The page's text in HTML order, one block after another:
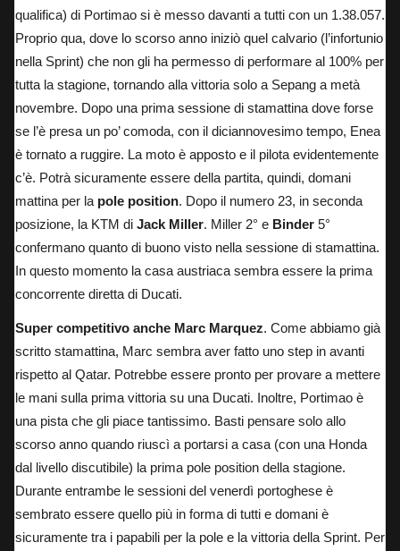
qualifica) di Portimao si è messo davanti a tutti con un 1.38.057.
Proprio qua, dove lo scorso anno iniziò quel calvario (l’infortunio
nella Sprint) che non gli ha permesso di performare al 100% per
tutta la stagione, tornando alla vittoria solo a Sepang a metà
novembre. Dopo una prima sessione di stamattina dove forse
se l’è presa un po’ comoda, con il diciannovesimo tempo, Enea
è tornato a ruggire. La moto è apposto e il pilota evidentemente
c’è. Potrà sicuramente essere della partita, quindi, domani
mattina per la pole position. Dopo il numero 23, in seconda
posizione, la KTM di Jack Miller. Miller 2° e Binder 5°
confermano quanto di buono visto nella sessione di stamattina.
In questo momento la casa austriaca sembra essere la prima
concorrente diretta di Ducati.
Super competitivo anche Marc Marquez. Come abbiamo già
scritto stamattina, Marc sembra aver fatto uno step in avanti
rispetto al Qatar. Potrebbe essere pronto per provare a mettere
le mani sulla prima vittoria su una Ducati. Inoltre, Portimao è
una pista che gli piace tantissimo. Basti pensare solo allo
scorso anno quando riuscì a portarsi a casa (con una Honda
dal livello discutibile) la prima pole position della stagione.
Durante entrambe le sessioni del venerdì portoghese è
sembrato essere quello più in forma di tutti e domani è
sicuramente tra i papabili per la pole e la vittoria della Sprint. Per